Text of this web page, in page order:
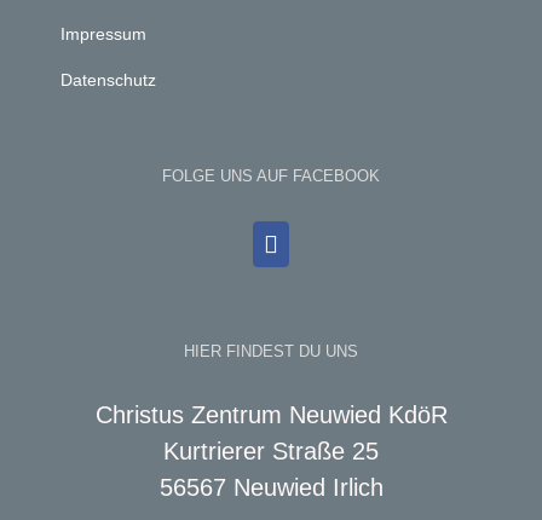
Impressum
Datenschutz
FOLGE UNS AUF FACEBOOK
HIER FINDEST DU UNS
Christus Zentrum Neuwied KdöR
Kurtrierer Straße 25
56567 Neuwied Irlich